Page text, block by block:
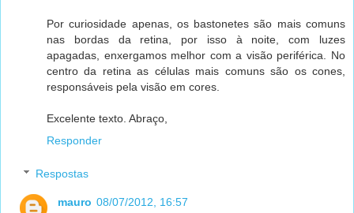
Por curiosidade apenas, os bastonetes são mais comuns
nas bordas da retina, por isso à noite, com luzes
apagadas, enxergamos melhor com a visão periférica. No
centro da retina as células mais comuns são os cones,
responsáveis pela visão em cores.
Excelente texto. Abraço,
Responder
Respostas
mauro 08/07/2012, 16:57